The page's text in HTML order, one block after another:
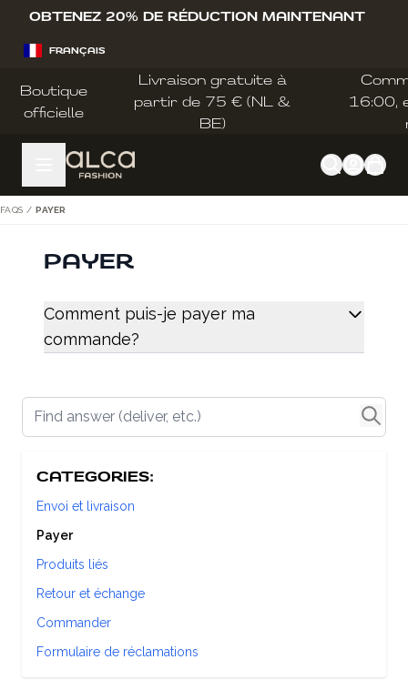
Allez au contenu
OBTENEZ 20% DE RÉDUCTION MAINTENANT
Boutique
officielle
Livraison gratuite à
partir de 75 € (NL &
BE)
16:00,
FRANÇAIS
FAQS / PAYER
PAYER
Comment puis-je payer ma
commande?
Find answer (deliver, etc.)
CATEGORIES:
Envoi et livraison
Payer
Produits liés
Retour et échange
Commander
Formulaire de réclamations